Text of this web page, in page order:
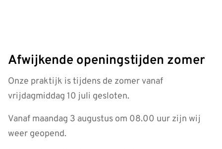
Afwijkende openingstijden zomer
Onze praktijk is tijdens de zomer vanaf
vrijdagmiddag 10 juli gesloten.
Vanaf maandag 3 augustus om 08.00 uur zijn wij
weer geopend.